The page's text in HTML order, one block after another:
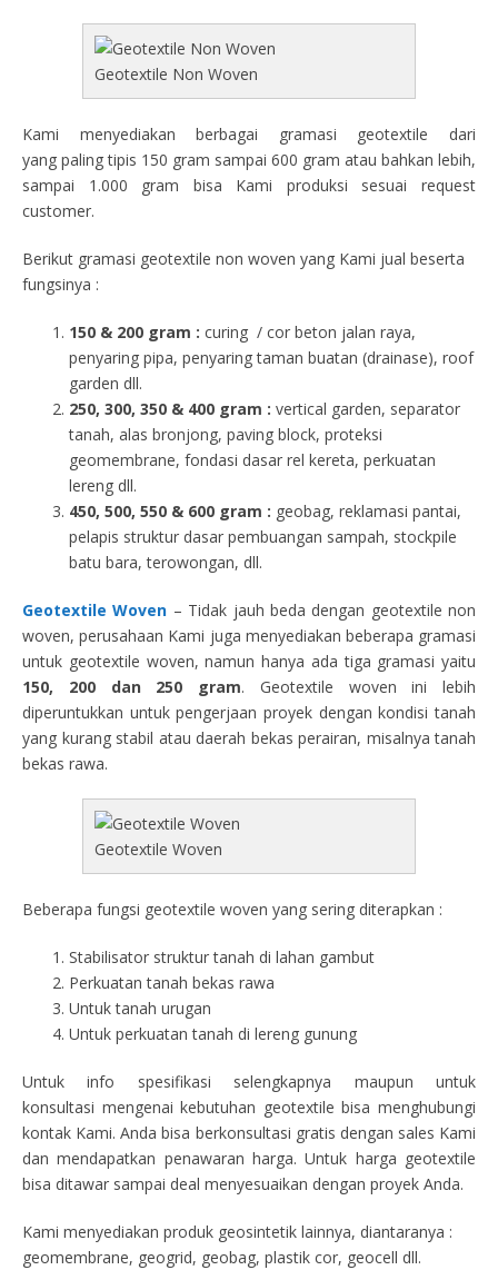
Geotextile Non Woven
Kami menyediakan berbagai gramasi geotextile dari
yang paling tipis 150 gram sampai 600 gram atau bahkan lebih,
sampai 1.000 gram bisa Kami produksi sesuai request
customer.
Berikut gramasi geotextile non woven yang Kami jual beserta
fungsinya :
150 & 200 gram : curing / cor beton jalan raya,
penyaring pipa, penyaring taman buatan (drainase), roof
garden dll.
250, 300, 350 & 400 gram : vertical garden, separator
tanah, alas bronjong, paving block, proteksi
geomembrane, fondasi dasar rel kereta, perkuatan
lereng dll.
450, 500, 550 & 600 gram : geobag, reklamasi pantai,
pelapis struktur dasar pembuangan sampah, stockpile
batu bara, terowongan, dll.
Geotextile Woven – Tidak jauh beda dengan geotextile non
woven, perusahaan Kami juga menyediakan beberapa gramasi
untuk geotextile woven, namun hanya ada tiga gramasi yaitu
150, 200 dan 250 gram. Geotextile woven ini lebih
diperuntukkan untuk pengerjaan proyek dengan kondisi tanah
yang kurang stabil atau daerah bekas perairan, misalnya tanah
bekas rawa.
Geotextile Woven
Beberapa fungsi geotextile woven yang sering diterapkan :
Stabilisator struktur tanah di lahan gambut
Perkuatan tanah bekas rawa
Untuk tanah urugan
Untuk perkuatan tanah di lereng gunung
Untuk info spesifikasi selengkapnya maupun untuk
konsultasi mengenai kebutuhan geotextile bisa menghubungi
kontak Kami. Anda bisa berkonsultasi gratis dengan sales Kami
dan mendapatkan penawaran harga. Untuk harga geotextile
bisa ditawar sampai deal menyesuaikan dengan proyek Anda.
Kami menyediakan produk geosintetik lainnya, diantaranya :
geomembrane, geogrid, geobag, plastik cor, geocell dll.